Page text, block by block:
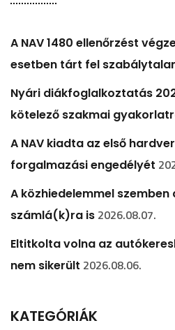
A NAV 1480 ellenőrzést
esetben tárt fel
Nyári diákfoglalkoztatás
kötelező szakmai
A NAV kiadta az első
forgalmazási engedélyét
A közhiedelemmel szemben
számlá(k)ra is 2026.08.07.
Eltitkolta volna az
nem sikerült 2026.08.06.
KATEGÓRIÁK